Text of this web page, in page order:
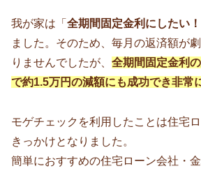
我が家は「 全期間固定金利にしたい！
ました。そのため、毎月の返済額が
りませんでしたが、 全期間固定金利
で約1.5万円の減額にも成功でき非常
モゲチェックを利用したことは住宅
きっかけとなりました。
簡単におすすめの住宅ローン会社・